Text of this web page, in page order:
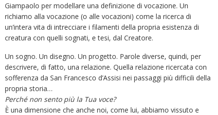
Giampaolo per modellare una definizione di vocazione. Un
richiamo alla vocazione (o alle vocazioni) come la ricerca di
un’intera vita di intrecciare i filamenti della propria esistenza di
creatura con quelli sognati, e tesi, dal Creatore.
Un sogno. Un disegno. Un progetto. Parole diverse, quindi, per
descrivere, di fatto, una relazione. Quella relazione ricercata con
sofferenza da San Francesco d’Assisi nei passaggi più difficili della
propria storia…
Perché non sento più la Tua voce?
È una dimensione che anche noi, come lui, abbiamo vissuto e